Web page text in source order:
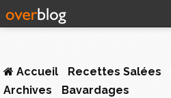
Accueil Recettes Salées
Archives
Bavardages